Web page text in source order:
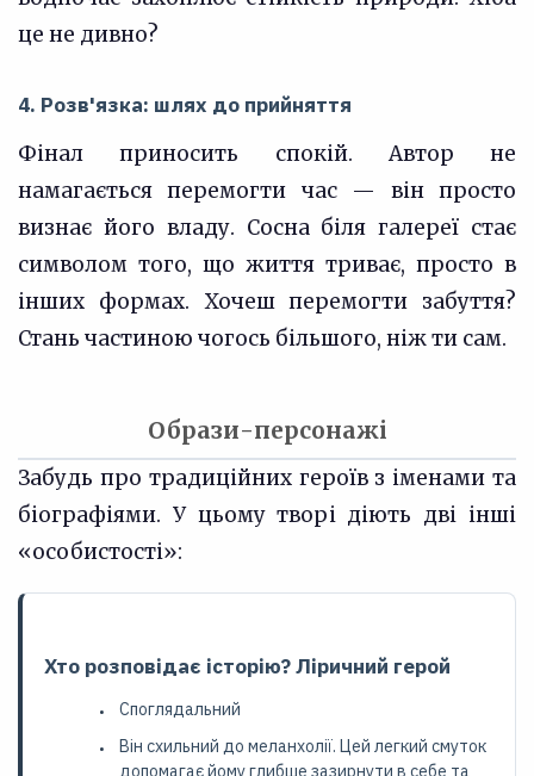
це не дивно?
4. Розв'язка: шлях до прийняття
Фінал приносить спокій. Автор не
намагається перемогти час — він просто
визнає його владу. Сосна біля галереї стає
символом того, що життя триває, просто в
інших формах. Хочеш перемогти забуття?
Стань частиною чогось більшого, ніж ти сам.
Образи-персонажі
Забудь про традиційних героїв з іменами та
біографіями. У цьому творі діють дві інші
«особистості»:
Хто розповідає історію? Ліричний герой
Споглядальний
Він схильний до меланхолії. Цей легкий смуток
допомагає йому глибше зазирнути в себе та